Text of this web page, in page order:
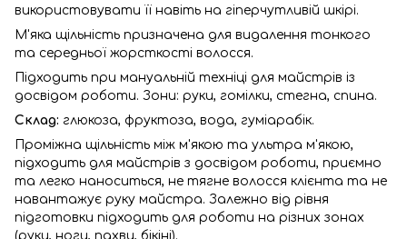
використовувати її навіть на гіперчутливій шкірі.
М'яка щільність призначена для видалення тонкого
та середньої жорсткості волосся.
Підходить при мануальній техніці для майстрів із
досвідом роботи. Зони: руки, гомілки, стегна, спина.
Склад: глюкоза, фруктоза, вода, гуміарабік.
Проміжна щільність між м'якою та ультра м'якою,
підходить для майстрів з досвідом роботи, приємно
та легко наноситься, не тягне волосся клієнта та не
навантажує руку майстра. Залежно від рівня
підготовки підходить для роботи на різних зонах
(руки, ноги, пахви, бікіні).